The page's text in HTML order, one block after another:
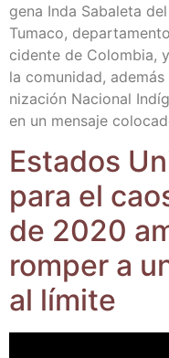
ge­na Inda Saba­le­ta
Tuma­co,
ci­den­te de Colom­bia,
la comu­ni­dad,
ni­za­ción Nacio­nal
en un men­sa­je
Esta­dos
para el
de 2020
rom­per a
al límite